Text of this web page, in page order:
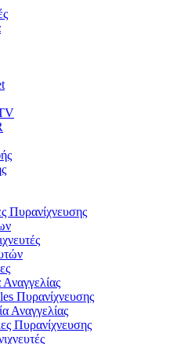
Πυρανίχνευσης
Πυρανίχνευσης
Αναγγελίας
Πυρανίχνευσης